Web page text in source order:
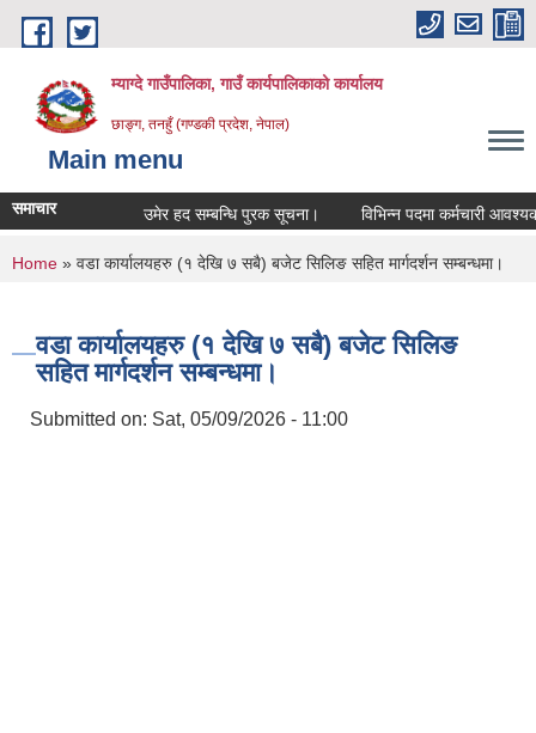
Skip to main content
म्याग्दे गाउँपालिका, गाउँ कार्यपालिकाको कार्यालय
छाङ्ग, तनहुँ (गण्डकी प्रदेश, नेपाल)
Main menu
समाचार उमेर हद सम्बन्धि पुरक सूचना। विभिन्न पदमा कर्मचारी
You are here
Home » वडा कार्यालयहरु (१ देखि ७ सबै) बजेट सिलिङ सहित मार्गदर्शन सम्बन्धमा।
वडा कार्यालयहरु (१ देखि ७ सबै) बजेट सिलिङ
सहित मार्गदर्शन सम्बन्धमा।
Submitted on: Sat, 05/09/2026 - 11:00